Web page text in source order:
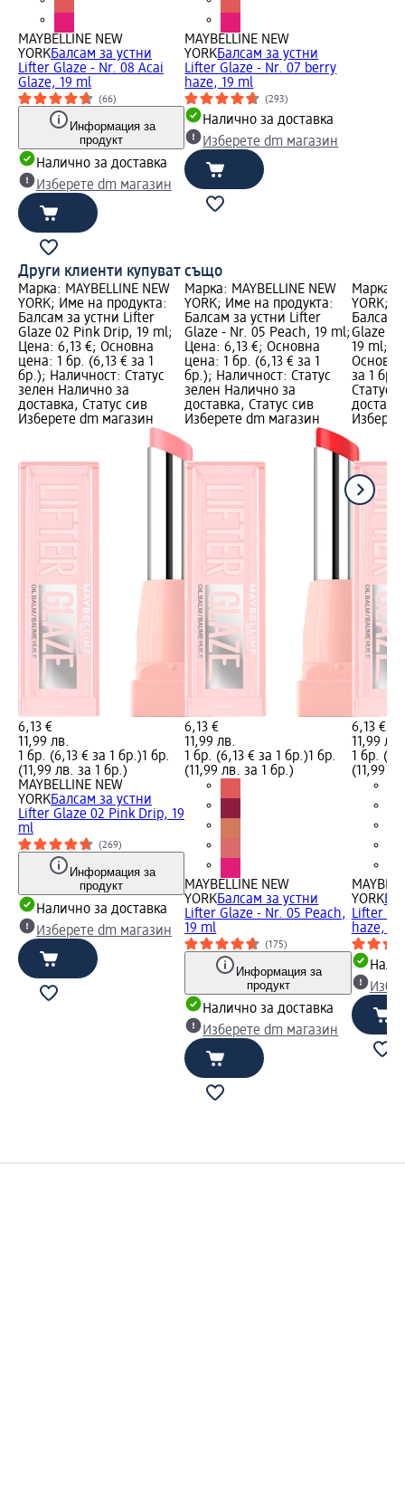
MAYBELLINE NEW
YORKБалсам за устни
Lifter Glaze - Nr. 08 Acai
Glaze, 19 ml
(66)
Информация за
продукт
Налично за доставка
Изберете dm магазин
MAYBELLINE NEW
YORKБалсам за устни
Lifter Glaze - Nr. 07 berry
haze, 19 ml
(293)
Налично за доставка
Изберете dm магазин
Други клиенти купуват също
Марка: MAYBELLINE NEW
YORK; Име на продукта:
Балсам за устни Lifter
Glaze 02 Pink Drip, 19 ml;
Цена: 6,13 €; Основна
цена: 1 бр. (6,13 € за 1
бр.); Наличност: Статус
зелен Налично за
доставка, Статус сив
Изберете dm магазин
6,13 €
11,99 лв.
1 бр. (6,13 € за 1 бр.)1 бр.
(11,99 лв. за 1 бр.)
MAYBELLINE NEW
YORKБалсам за устни
Lifter Glaze 02 Pink Drip, 19
ml
(269)
Информация за
продукт
Налично за доставка
Изберете dm магазин
Марка: MAYBELLINE NEW
YORK; Име на продукта:
Балсам за устни Lifter
Glaze - Nr. 05 Peach, 19 ml;
Цена: 6,13 €; Основна
цена: 1 бр. (6,13 € за 1
бр.); Наличност: Статус
зелен Налично за
доставка, Статус сив
Изберете dm магазин
6,13 €
11,99 лв.
1 бр. (6,13 € за 1 бр.)1 бр.
(11,99 лв. за 1 бр.)
MAYBELLINE NEW
YORKБалсам за устни
Lifter Glaze - Nr. 05 Peach,
19 ml
(175)
Информация за
продукт
Налично за доставка
Изберете dm магазин
Марка:
YORK;
Балсам
Glaze -
19 ml;
за 1
Статус
6,13 €
11,99 лв.
1 бр.
(11,99
YORK
Lifter
haze,